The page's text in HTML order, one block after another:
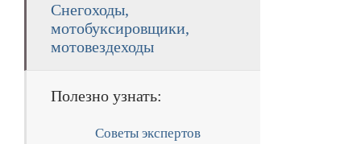
Снегоходы,
мотобуксировщики,
мотовездеходы
Полезно узнать:
Советы экспертов